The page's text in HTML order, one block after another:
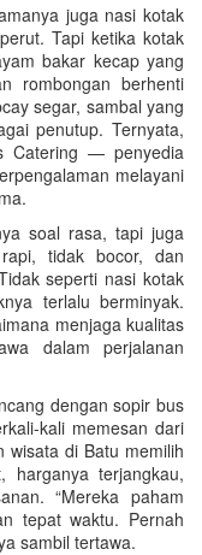
juga nasi kotak
Tapi ketika kotak
bakar kecap yang
rombongan berhenti
segar, sambal yang
penutup. Ternyata,
Catering — penyedia
melayani
soal rasa, tapi juga
tidak bocor, dan
seperti nasi kotak
terlalu berminyak.
menjaga kualitas
dalam perjalanan
dengan sopir bus
kali memesan dari
wisata di Batu memilih
harganya terjangkau,
“Mereka paham
tepat waktu. Pernah
sambil tertawa.